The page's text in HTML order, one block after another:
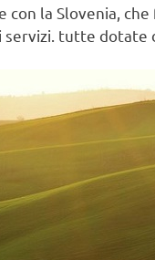
con la Slovenia,
tutte dotate